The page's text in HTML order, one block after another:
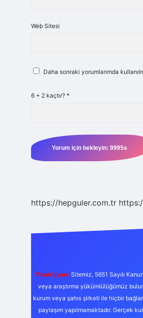
Web Sitesi
Daha sonraki yorumlarımda
6 + 2 kaçtır? *
https://hepguler.com.tr
Yasal Uyarı: Sitemiz, 5651 Sayılı
veya araştırma yükümlülüğümüz
kurum veya şahıs şirketi ile hiçbir
paylaşım yapılmamaktadır. Gerçek